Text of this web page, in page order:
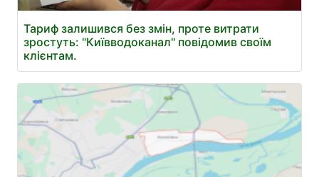
Тариф залишився без змін, проте витрати
зростуть: "Київводоканал" повідомив своїм
клієнтам.